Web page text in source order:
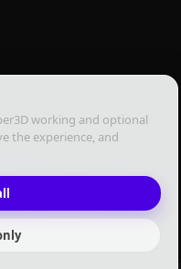
working and optional
the experience, and
日本語